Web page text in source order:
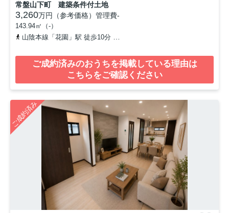
常盤山下町 建築条件付土地
3,260万円（参考価格） 管理費-
143.94㎡（-）
山陰本線「花園」駅 徒歩10分
ご成約済みのおうちを掲載している理由は
こちらをご確認ください
ご成約済み